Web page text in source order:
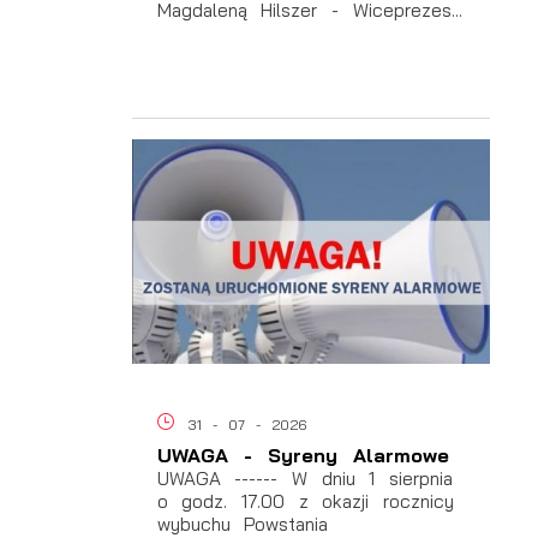
Magdaleną Hilszer - Wiceprezes...
31 - 07 - 2026
UWAGA - Syreny Alarmowe
UWAGA ------ W dniu 1 sierpnia
o godz. 17.00 z okazji rocznicy
wybuchu Powstania